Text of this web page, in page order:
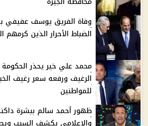
وفاة الفريق يوسف عفيفي
الضباط الأحرار الذين
محمد علي خير يحذر
الرغيف ورفعه سعر رغيف
للمواطنين
ظهور أحمد سالم ببشرة
والإعلامي يكشف السبب